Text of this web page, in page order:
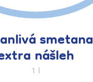
smetana
nášleh
1 l